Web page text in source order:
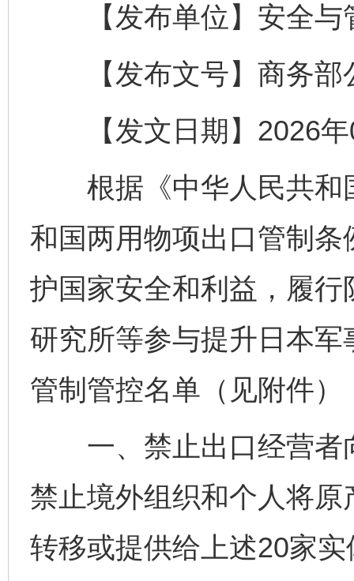
【发布单位】安全与
【发布文号】商务部
【发文日期】2026年
根据《中华人民共和
和国两用物项出口管制
护国家安全和利益，履
研究所等参与提升日本
管制管控名单（见附件
一、禁止出口经营者
禁止境外组织和个人将
转移或提供给上述20家